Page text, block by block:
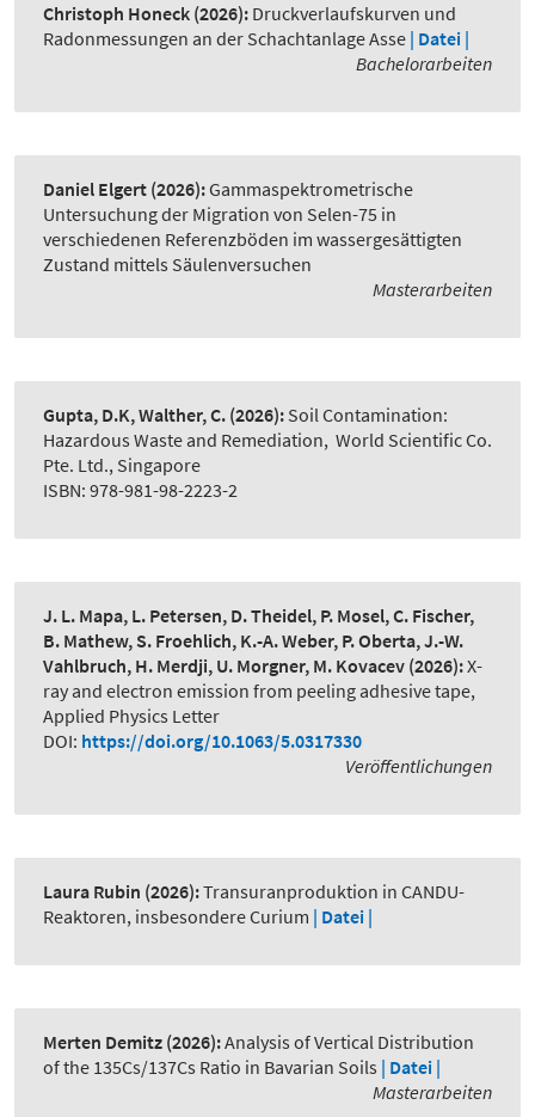
Christoph Honeck (2026): Druckverlaufskurven und
Radonmessungen an der Schachtanlage Asse | Datei |
Bachelorarbeiten
Daniel Elgert (2026):Gammaspektrometrische
Untersuchung der Migration von Selen-75 in
verschiedenen Referenzböden im wassergesättigten
Zustand mittels Säulenversuchen
Masterarbeiten
Gupta, D.K, Walther, C. (2026): Soil Contamination:
Hazardous Waste and Remediation, World Scientific Co.
Pte. Ltd., Singapore
ISBN: 978-981-98-2223-2
J. L. Mapa, L. Petersen, D. Theidel, P. Mosel, C. Fischer,
B. Mathew, S. Froehlich, K.-A. Weber, P. Oberta, J.-W.
Vahlbruch, H. Merdji, U. Morgner, M. Kovacev (2026):X-
ray and electron emission from peeling adhesive tape,
Applied Physics Letter
DOI: https://doi.org/10.1063/5.0317330
Veröffentlichungen
Laura Rubin (2026):Transuranproduktion in CANDU-
Reaktoren, insbesondere Curium | Datei |
Merten Demitz (2026):Analysis of Vertical Distribution
of the 135Cs/137Cs Ratio in Bavarian Soils | Datei |
Masterarbeiten